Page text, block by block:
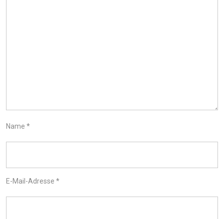
Name *
E-Mail-Adresse *